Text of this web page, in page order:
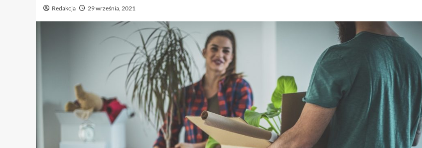
Redakcja 29 września, 2021